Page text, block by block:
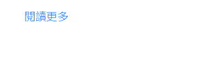
閱讀更多